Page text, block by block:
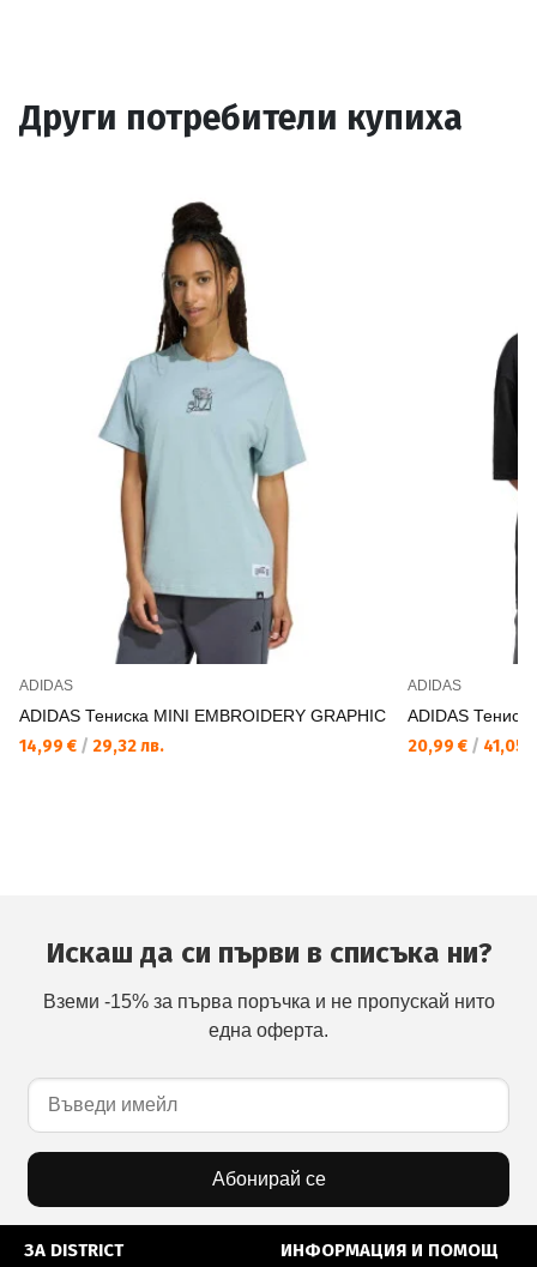
Други потребители купиха
ADIDAS
ADIDAS Тениска MINI EMBROIDERY GRAPHIC
14,99 € / 29,32 лв.
ADIDAS
ADIDAS
20,99 € / 41,05
Искаш да си първи в списъка ни?
Вземи -15% за първа поръчка и не пропускай нито
една оферта.
Абонирай се
ЗА DISTRICT ИНФОРМАЦИЯ И ПОМОЩ